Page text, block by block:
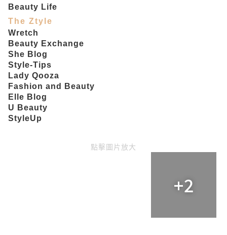
Beauty Life
The Ztyle
Wretch
Beauty Exchange
She Blog
Style-Tips
Lady Qooza
Fashion and Beauty
Elle Blog
U Beauty
StyleUp
點擊圖片放大
+2